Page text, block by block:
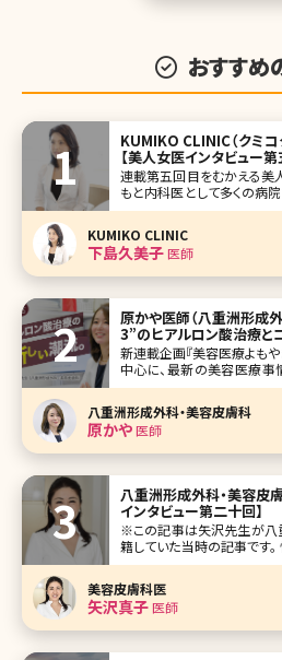
おすすめ
KUMIKO CLINIC（クミ
【美人女医インタビュー第
連載第五回目をむかえる美
もと内科医として多くの病
れ、2014年に東京・日比谷
長の下島久美子先生です。
想い、医療
KUMIKO CLINIC
下島久美子医師
原かや医師（八重洲形成
3”のヒアルロン酸治療と
論など
新連載企画『美容医療よも
中心に、最新の美容医療事
師論、SNS論、美容論など
のない視点のインタビュー
業界で、普段どんなことを
からの視点ではなかなか
八重洲形成外科・美容皮膚科
原かや医師
八重洲形成外科・美容皮
インタビュー第二十回】
※この記事は矢沢先生が八
籍していた当時の記事です。
早いもので今回で20回目
歩すぐの場所にある八重洲
れている矢沢真子先生です
ら美容皮膚科を中心とする
美容皮膚科医
矢沢真子医師